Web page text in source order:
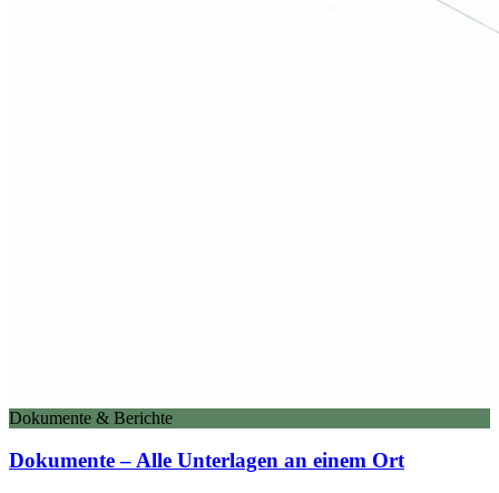
Dokumente & Berichte
Dokumente – Alle Unterlagen an einem Ort